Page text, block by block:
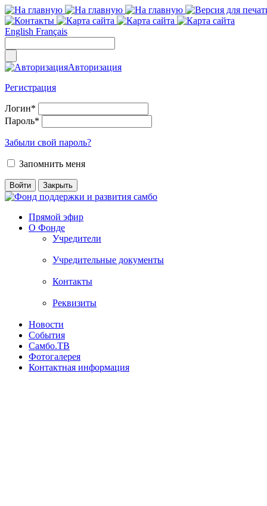
English Français
Авторизация
Регистрация
Логин*
Пароль*
Забыли свой пароль?
Запомнить меня
Прямой эфир
О Фонде
Учредители
Учредительные документы
Контакты
Реквизиты
Новости
События
Самбо.ТВ
Фотогалерея
Контактная информация